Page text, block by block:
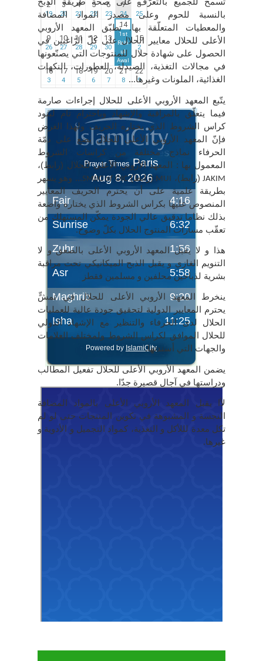
تسمح للجميع بالتعرّف على صحّة طريقة الذبح
بالنسبة للحوم وعلى مصدر المواد المضافة
والمعطيات المتعلّقة بها. تطبّق المعهد الأروبي
الأعلى للحلال معايير الحلال على كلّ الرّاغبين في
الحصول على شهادة حلال للمنتوجات التي يصنّعونها
في مجالات التغذية، الصيدلة، العطورات، النكهات
الغذائية، الملونات وغيرها...
يتّبع المعهد الأروبي الأعلى للحلال إجراءات صارمة
فيما يتعلّق بالمراقبة والإشهاد وباحترام تام لبنود
كراس الشروط الذي يختاره الحريف ولهذا الغرض
فإنّ المعهد الأروبي الأعلى للحلال يضع على ذمّة
الحرفاء نماذج مختلفة من كراسات الشروط
المعمول بها : المعهد الأروبي الأعلى للحلال (رابط)،
JAKIM (رابط)، MUI (رابط) SMIICof OIC
... وهو يسهر
بطريقة علمية على أن يحترم الحريف المعايير
المنصوص عليها بكراس الشروط الذي يختاره واضعة
بذلك نظاما تدقيق عالي الجودة يمكّن المستهلك من
تعقّب مسارات المنتوج الحلال بكلّ وضوح.
هذا و لا يقبل المعهد الأروبي الأعلى بالصعق و لا
التنويم الغازي و يقبل الذبح الميكانيكي تحت مراقبة
بشرية لذباحين محلفين و مسلمين فقطز
ينخرط المعهد الأروبي الأعلى للحلال في تمشٍّ
يحترم المعايير الدولية لتحقيق جودة عالية للعمليات
الحلال لدى الحرفاء والتنظير مع الإشهاد الدولي
للحلال الموافق لكراس الشروط ولمختلف العلامات
والجهات التي أسندتها.
يضمن المعهد الأروبي الأعلى للحلال تفعيل المطالب
ودراستها في آجال قصيرة جدّا.
لأا يقبل المعهد الأروبي الأعلى بالمواد المضافة
النجسة و المشبوهة في تكوين المنتجات حتى لو لم
تكل معدة لللأكل و التغذية، كمواد التجميل و الأدوية و
غيرها.